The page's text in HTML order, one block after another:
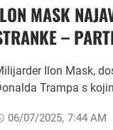
MASK
–
Ilon Mask,
Trampa s
06/07/2025, 7:44 AM